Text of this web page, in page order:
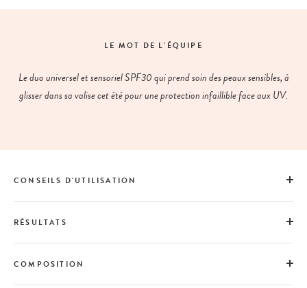
LE MOT DE L'ÉQUIPE
Le duo universel et sensoriel SPF30 qui prend soin des peaux sensibles, à
glisser dans sa valise cet été pour une protection infaillible face aux UV.
CONSEILS D'UTILISATION
RÉSULTATS
COMPOSITION